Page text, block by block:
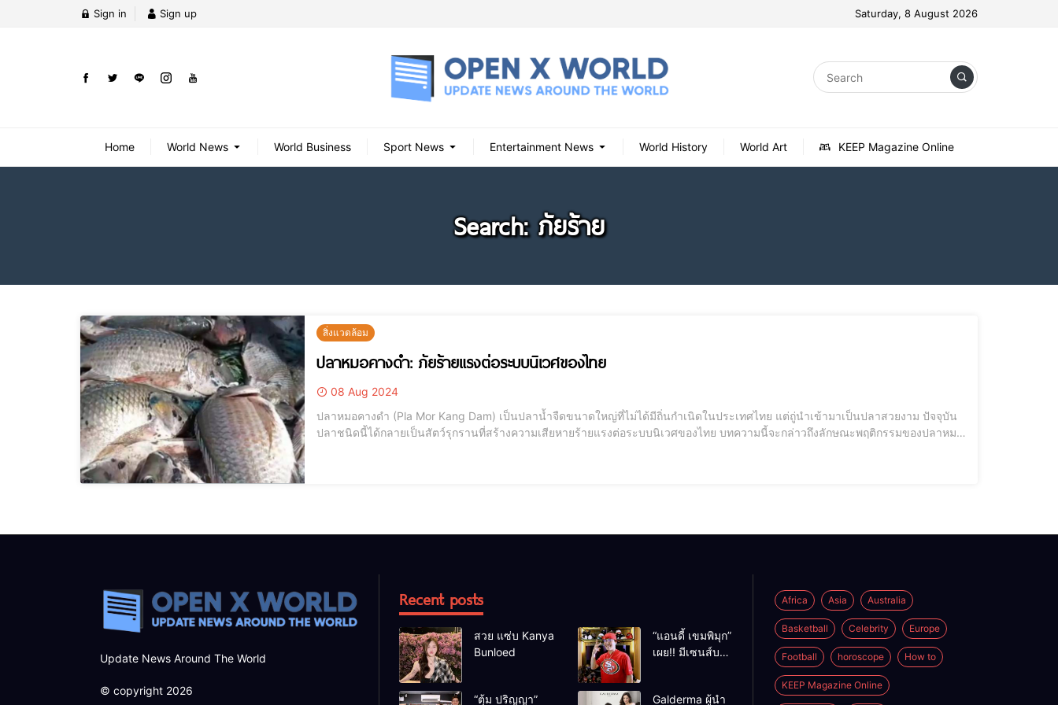
Sign in Sign up Saturday, 8 August 2026
Home World News World Business Sport News Entertainment News World History World Art KEEP Magazine Online
Search: ภัยร้าย
สิ่งแวดล้อม
ปลาหมอคางดำ: ภัยร้ายแรงต่อระบบนิเวศของไทย
08 Aug 2024
ปลาหมอคางดำ (Pla Mor Kang Dam) เป็นปลาน้ำจืดขนาดใหญ่ที่ไม่ได้มีถิ่นกำเนิดในประเทศไทย แต่ถู่นำเข้ามาเป็นปลาสวยงาม ปัจจุบัน
ปลาชนิดนี้ได้กลายเป็นสัตว์รุกรานที่สร้างความเสียหายร้ายแรงต่อระบบนิเวศของไทย บทความนี้จะกล่าวถึงลักษณะพฤติกรรมของปลาหมอ
Update News Around The World
© copyright 2026
Recent posts
สวย แซ่บ Kanya
Bunloed
“แอนดี้ เขมพิมุก”
เผย!! มีเซนส์บอก
“ตุ้ม ปริญญา”
Galderma ผู้นำ
Africa Asia Australia
Basketball Celebrity Europe
Football horoscope How to
KEEP Magazine Online